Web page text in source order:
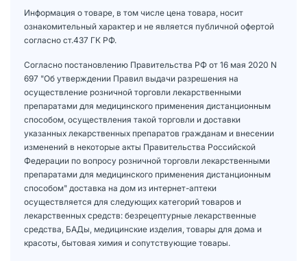
Информация о товаре, в том числе цена товара, носит
ознакомительный характер и не является публичной офертой
согласно ст.437 ГК РФ.
Согласно постановлению Правительства РФ от 16 мая 2020 N
697 "Об утверждении Правил выдачи разрешения на
осуществление розничной торговли лекарственными
препаратами для медицинского применения дистанционным
способом, осуществления такой торговли и доставки
указанных лекарственных препаратов гражданам и внесении
изменений в некоторые акты Правительства Российской
Федерации по вопросу розничной торговли лекарственными
препаратами для медицинского применения дистанционным
способом" доставка на дом из интернет-аптеки
осуществляется для следующих категорий товаров и
лекарственных средств: безрецептурные лекарственные
средства, БАДы, медицинские изделия, товары для дома и
красоты, бытовая химия и сопутствующие товары.